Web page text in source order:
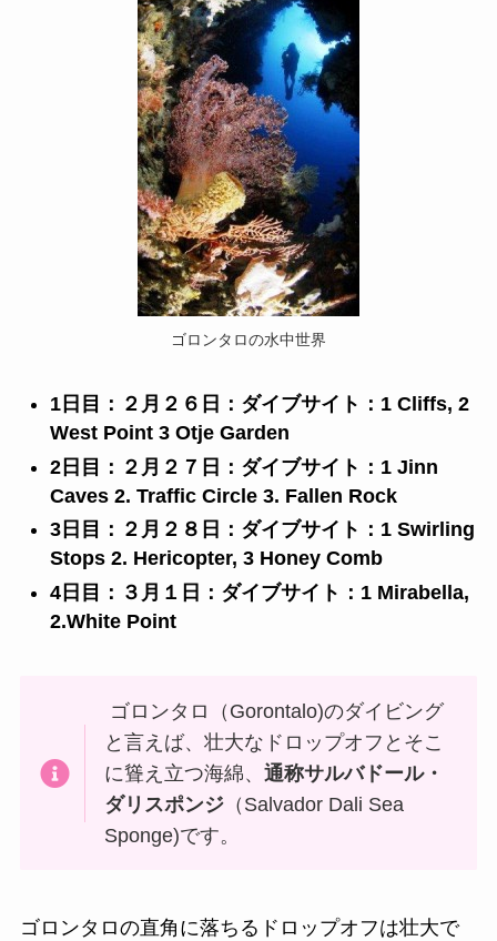
ゴロンタロの水中世界
1日目：２月２６日：ダイブサイト：1 Cliffs, 2
West Point 3 Otje Garden
2日目：２月２７日：ダイブサイト：1 Jinn
Caves 2. Traffic Circle 3. Fallen Rock
3日目：２月２８日：ダイブサイト：1 Swirling
Stops 2. Hericopter, 3 Honey Comb
4日目：３月１日：ダイブサイト：1 Mirabella,
2.White Point
ゴロンタロ（Gorontalo)のダイビング
と言えば、壮大なドロップオフとそこ
に聳え立つ海綿、通称サルバドール・
ダリスポンジ （Salvador Dali Sea
Sponge)です。
ゴロンタロの直角に落ちるドロップオフは壮大で